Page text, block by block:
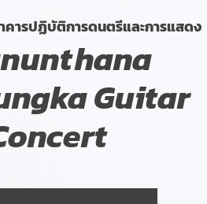
คารปฏิบัติการดนตรีและการแสดง
Guitar